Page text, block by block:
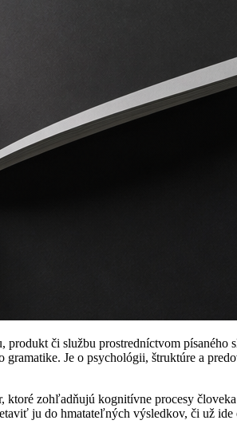
či službu prostredníctvom písaného
Je o psychológii, štruktúre a
zohľadňujú kognitívne procesy
ju do hmatateľných výsledkov, či už